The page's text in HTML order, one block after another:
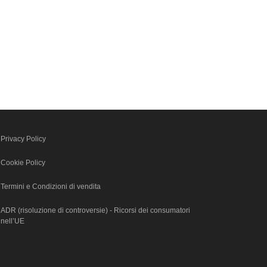
Privacy Policy
Cookie Policy
Termini e Condizioni di vendita
ADR (risoluzione di controversie) - Ricorsi dei consumatori
nell’UE